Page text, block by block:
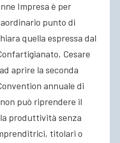
Impresa è per
punto di
quella espressa dal
Cesare
aprire la seconda
annuale di
può riprendere il
produttività senza
titolari o